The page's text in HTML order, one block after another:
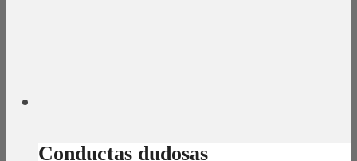
Conductas dudosas